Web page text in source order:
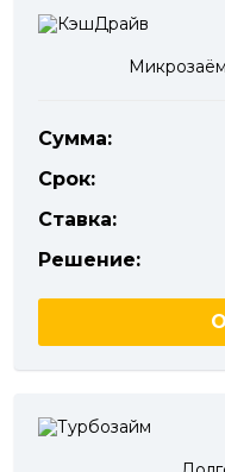
Сумма:
Срок:
Ставка:
Решение: